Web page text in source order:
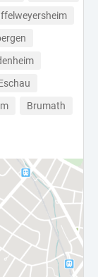
Brumath